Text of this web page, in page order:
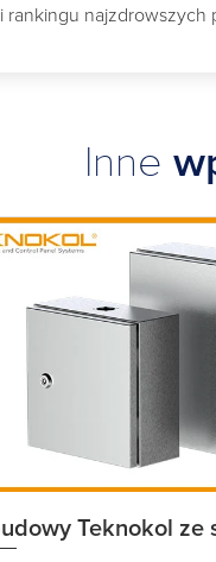
najzdrowszych
Inne
Teknokol ze